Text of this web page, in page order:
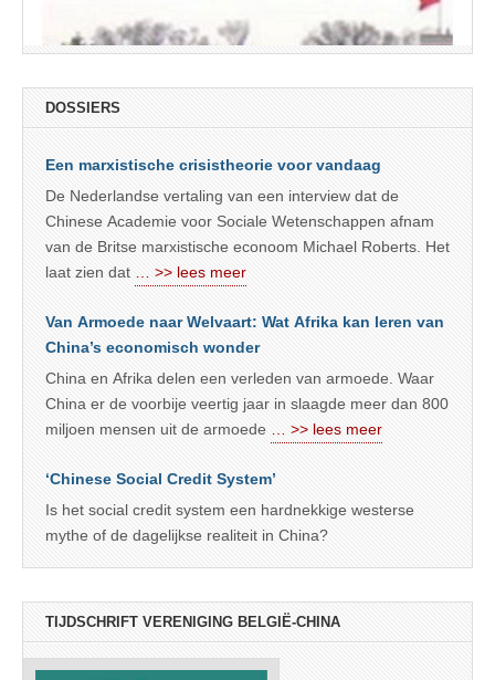
DOSSIERS
Een marxistische crisistheorie voor vandaag
De Nederlandse vertaling van een interview dat de
Chinese Academie voor Sociale Wetenschappen afnam
van de Britse marxistische econoom Michael Roberts. Het
laat zien dat … >> lees meer
Van Armoede naar Welvaart: Wat Afrika kan leren van
China’s economisch wonder
China en Afrika delen een verleden van armoede. Waar
China er de voorbije veertig jaar in slaagde meer dan 800
miljoen mensen uit de armoede … >> lees meer
‘Chinese Social Credit System’
Is het social credit system een hardnekkige westerse
mythe of de dagelijkse realiteit in China?
TIJDSCHRIFT VERENIGING BELGIË-CHINA